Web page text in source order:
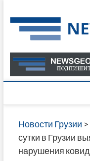
to
content
Новости Грузии >
сутки в Грузии
нарушения